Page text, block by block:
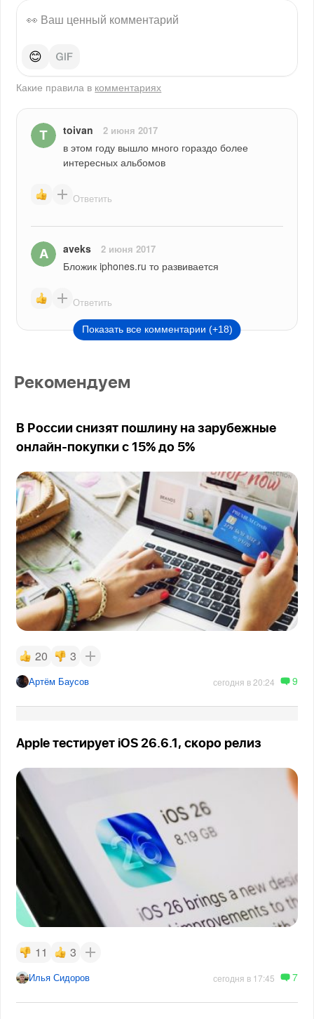
😊
Какие правила в комментариях
toivan 2 июня 2017
в этом году вышло много гораздо более
интересных альбомов
Ответить
aveks 2 июня 2017
Бложик iphones.ru то развивается
Ответить
Показать все комментарии (+18)
Рекомендуем
В России снизят пошлину на зарубежные
онлайн-покупки с 15% до 5%
20 3
Артём Баусов сегодня в 20:24 9
Apple тестирует iOS 26.6.1, скоро релиз
11 3
Илья Сидоров сегодня в 17:45 7